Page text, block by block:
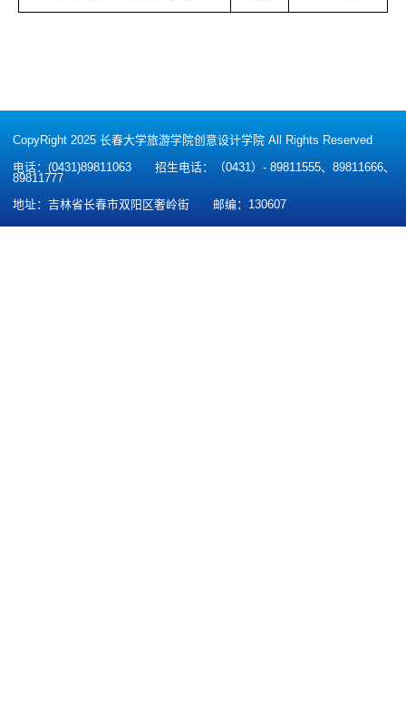
CopyRight 2025 长春大学旅游学院创意设计学院 All Rights Reserved
电话：(0431)89811063
招生电话：（0431）- 89811555、89811666、
89811777
地址：吉林省长春市双阳区奢岭街
邮编：130607